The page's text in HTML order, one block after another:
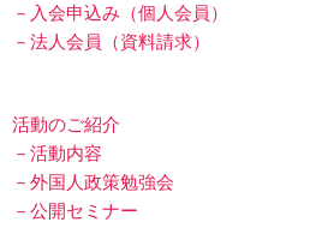
－入会申込み（個人会員）
－法人会員（資料請求）
活動のご紹介
－活動内容
－外国人政策勉強会
－公開セミナー